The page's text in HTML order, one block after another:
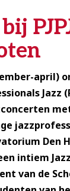
april)
Jazz
Den
intiem
van de